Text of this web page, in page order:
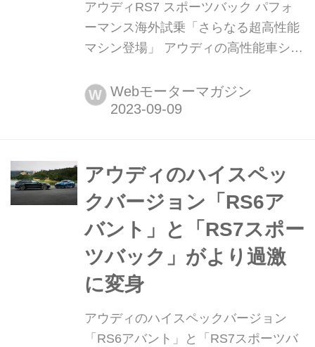
アウディRS7 スポーツバック パフォ
ーマンス海外試乗「さらなる超高性能
マシン登場」 アウディの高性能車シリ
モデルが登場した。それが「パフォー
マンス」だ。RS7 スポーツバックと
バレーで試乗した。(Motor
Magazine2023年10月号より)
W Webモーターマガジン
アウディのハイスペッ
クバージョン「RS6ア
バント」と「RS7スポー
ツバック」がより過激
に変身
アウディのハイスペックバージョン
「RS6アバント」と「RS7スポーツバ